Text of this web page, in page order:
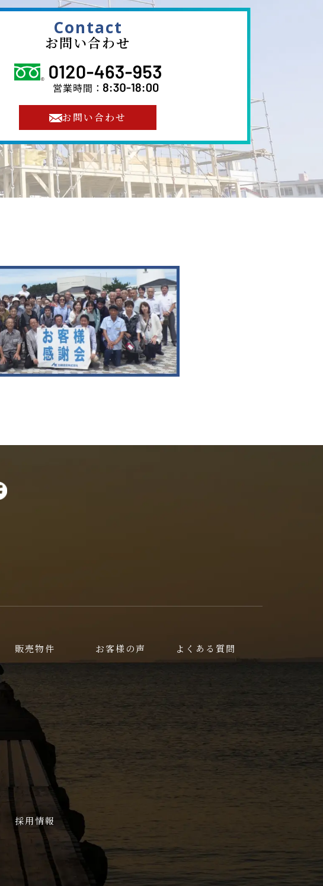
Contact
お問い合わせ
お問い合わせ
販売物件 お客様の声 よくある質問
採用情報